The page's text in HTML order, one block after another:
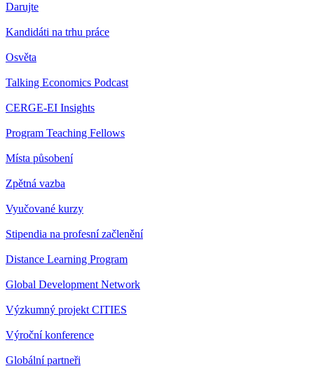
Darujte
Kandidáti na trhu práce
Osvěta
Talking Economics Podcast
CERGE-EI Insights
Program Teaching Fellows
Místa působení
Zpětná vazba
Vyučované kurzy
Stipendia na profesní začlenění
Distance Learning Program
Global Development Network
Výzkumný projekt CITIES
Výroční konference
Globální partneři